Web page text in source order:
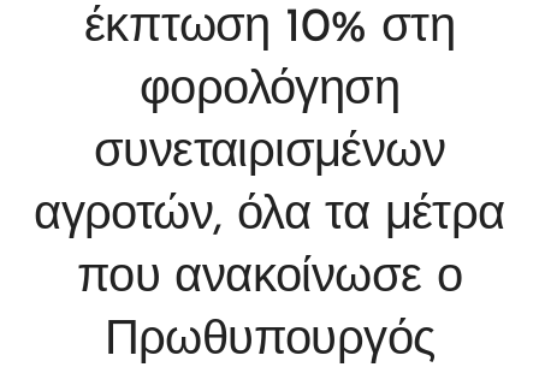
έκπτωση 10% στη
φορολόγηση
συνεταιρισμένων
αγροτών, όλα τα μέτρα
που ανακοίνωσε ο
Πρωθυπουργός